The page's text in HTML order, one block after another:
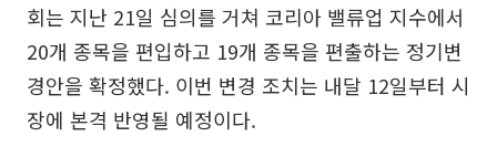
회는 지난 21일 심의를 거쳐 코리아 밸류업 지수에서
20개 종목을 편입하고 19개 종목을 편출하는 정기변
경안을 확정했다. 이번 변경 조치는 내달 12일부터 시
장에 본격 반영될 예정이다.